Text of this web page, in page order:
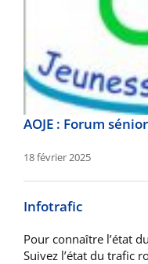
AOJE : Forum
18 février 2025
Infotrafic
Pour connaître l’état
Suivez l’état du trafic